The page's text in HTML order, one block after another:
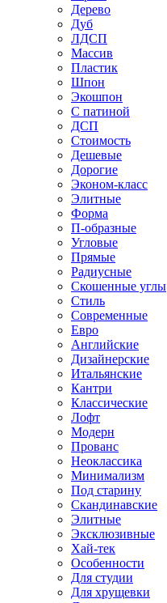
Дерево
Дуб
ЛДСП
Массив
Пластик
Шпон
Экошпон
С патиной
ДСП
Стоимость
Дешевые
Дорогие
Эконом-класс
Элитные
Форма
П-образные
Угловые
Прямые
Радиусные
Скошенные углы
Стиль
Современные
Евро
Английские
Дизайнерские
Итальянские
Кантри
Классические
Лофт
Модерн
Прованс
Неоклассика
Минимализм
Под старину
Скандинавские
Элитные
Эксклюзивные
Хай-тек
Особенности
Для студии
Для хрущевки